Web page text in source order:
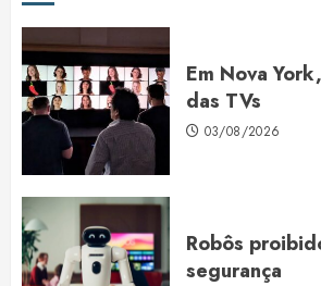
Em Nova
das TVs
03/08/2026
Robôs
segurança